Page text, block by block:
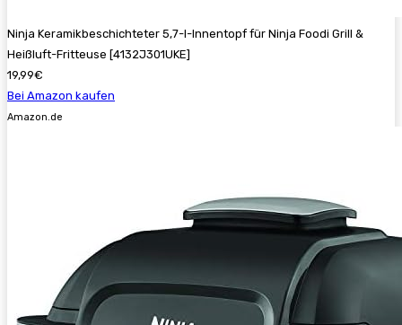
Ninja Keramikbeschichteter 5,7-l-Innentopf für Ninja Foodi Grill &
Heißluft-Fritteuse [4132J301UKE]
19,99€
Bei Amazon kaufen
Amazon.de